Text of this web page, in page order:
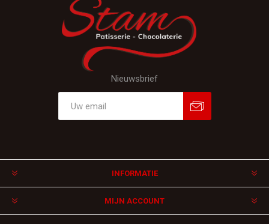
Nieuwsbrief
INFORMATIE
MIJN ACCOUNT